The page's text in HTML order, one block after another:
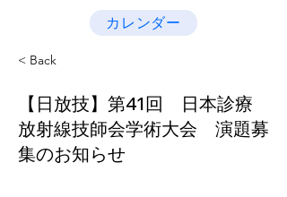
カレンダー
< Back
【日放技】第41回 日本診療
放射線技師会学術大会 演題募
集のお知らせ